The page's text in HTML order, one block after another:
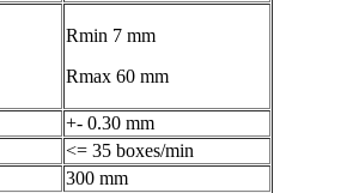
Rmin 7 mm
Rmax 60 mm
+- 0.30 mm
<= 35 boxes/min
300 mm